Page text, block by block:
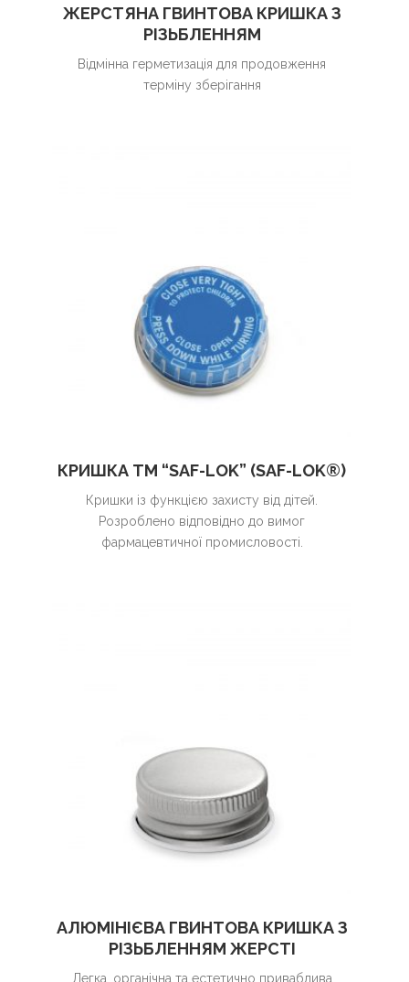
ЖЕРСТЯНА ГВИНТОВА КРИШКА З
РІЗЬБЛЕННЯМ
Відмінна герметизація для продовження
терміну зберігання
КРИШКА ТМ “SAF-LOK” (SAF-LOK®)
Кришки із функцією захисту від дітей.
Розроблено відповідно до вимог
фармацевтичної промисловості.
АЛЮМІНІЄВА ГВИНТОВА КРИШКА З
РІЗЬБЛЕННЯМ ЖЕРСТІ
Легка, органічна та естетично приваблива